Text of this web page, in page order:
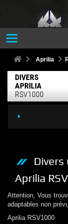
Aprilia
DIVERS
APRILIA
RSV1000
Divers
Aprilia
Attention, Vous
adaptables non
Aprilia RSV1000